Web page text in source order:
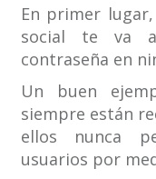
En primer
social te va
contraseña en
Un buen
siempre están
ellos nunca
usuarios por